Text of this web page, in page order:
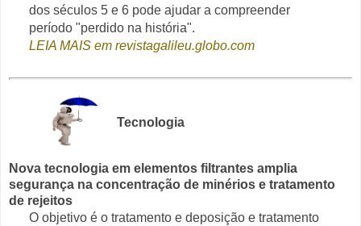
dos séculos 5 e 6 pode ajudar a compreender
período "perdido na história".
LEIA MAIS em revistagalileu.globo.com
Tecnologia
Nova tecnologia em elementos filtrantes amplia
segurança na concentração de minérios e tratamento
de rejeitos
O objetivo é o tratamento e deposição e tratamento